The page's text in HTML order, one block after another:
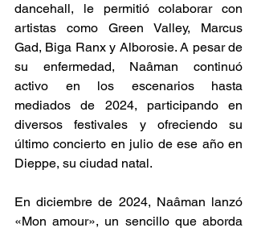
dancehall, le permitió colaborar con
artistas como Green Valley, Marcus
Gad, Biga Ranx y Alborosie. A pesar de
su enfermedad, Naâman continuó
activo en los escenarios hasta
mediados de 2024, participando en
diversos festivales y ofreciendo su
último concierto en julio de ese año en
Dieppe, su ciudad natal.
En diciembre de 2024, Naâman lanzó
«Mon amour», un sencillo que aborda